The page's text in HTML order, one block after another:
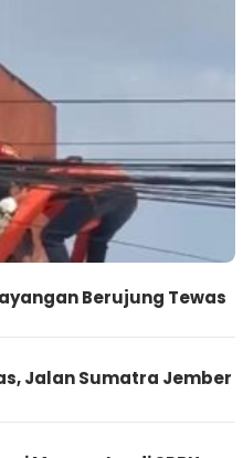
Berujung Tewas
Jalan Sumatra Jember